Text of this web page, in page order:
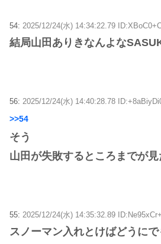
54: 2025/12/24(水) 14:34:22.79
結局山田ありきなんよな
56: 2025/12/24(水) 14:40:28.78
>>54
そう
山田が失敗するところまでが
55: 2025/12/24(水) 14:35:32.89
スノーマン入れとけばどうに